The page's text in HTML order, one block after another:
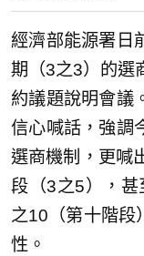
經濟部能源署日
期（3之3）的選
約議題說明會議
信心喊話，強調
選商機制，更喊
段（3之5），甚
之10（第十階段
性。